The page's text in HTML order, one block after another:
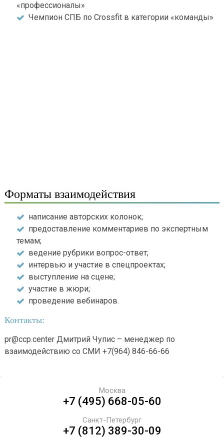
«профессионалы»
Чемпион СПБ по Crossfit в категории «команды»
Форматы взаимодействия
написание авторских колонок;
предоставление комментариев по экспертным
темам;
ведение рубрики вопрос-ответ;
интервью и участие в спецпроектах;
выступление на сцене;
участие в жюри;
проведение вебинаров.
Контакты:
pr@ccp.center Дмитрий Чупис – менеджер по
взаимодействию со СМИ +7(964) 846-66-66
+7 (495) 668-05-60
Москва
+7 (812) 389-30-09
Санкт-Петербург